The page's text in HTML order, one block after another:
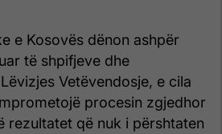
e Kosovës dënon ashpër
të shpifjeve dhe
Vetëvendosje, e cila
procesin zgjedhor
rezultatet që nuk i përshtaten